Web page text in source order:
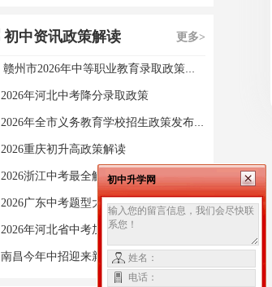
初中资讯政策解读 更多>
赣州市2026年中等职业教育录取政策解读
2026年河北中考降分录取政策
2026年全市义务教育学校招生政策发布（附解读）
2026重庆初升高政策解读
2026浙江中考最全解读！政策、分值、备考、志愿填报一文吃透
2026广东中考题型大改！
2026年河北省中考加分政策解读！
南昌今年中招迎来新变化
初中升学网
姓名：
电话：